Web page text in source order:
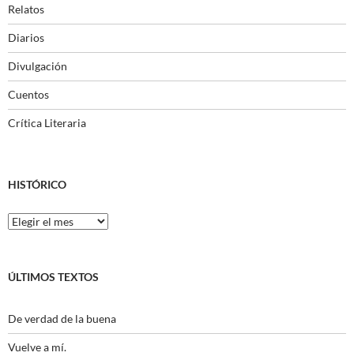
Relatos
Diarios
Divulgación
Cuentos
Crítica Literaria
HISTÓRICO
Histórico
ÚLTIMOS TEXTOS
De verdad de la buena
Vuelve a mí.